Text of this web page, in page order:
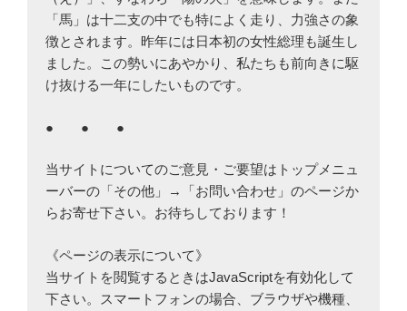
「馬」は十二支の中でも特によく走り、力強さの象
徴とされます。昨年には日本初の女性総理も誕生し
ました。この勢いにあやかり、私たちも前向きに駆
け抜ける一年にしたいものです。
● ● ●
当サイトについてのご意見・ご要望はトップメニュ
ーバーの「その他」→「お問い合わせ」のページか
らお寄せ下さい。お待ちしております！
《ページの表示について》
当サイトを閲覧するときはJavaScriptを有効化して
下さい。スマートフォンの場合、ブラウザや機種、